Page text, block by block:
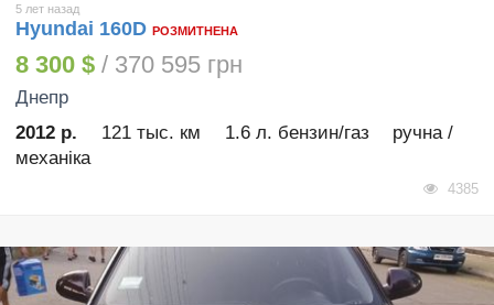
5 лет назад
Hyundai 160D РОЗМИТНЕНА
8 300 $ / 370 595 грн
Днепр
2012 р.
121 тыс. км 1.6 л. бензин/газ
ручна /
механіка
4385